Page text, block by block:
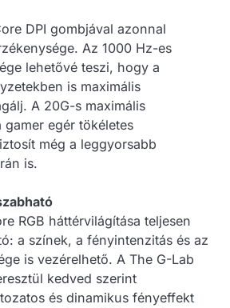
DPI gombjával azonnal
Az 1000 Hz-es
lehetővé teszi, hogy a
is maximális
A 20G-s maximális
egér tökéletes
még a leggyorsabb
is.
RGB háttérvilágítása teljesen
a színek, a fényintenzitás és az
is vezérelhető. A The G-Lab
kedved szerint
és dinamikus fényeffekt